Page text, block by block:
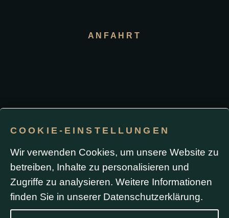
ANFAHRT
Impressum / Datenschutz
Durch die Nutzung dieser Website oder das Absenden
eines Formulars stimmen Sie der Verwendung von
Cookies sowie Analyse- und Werbe-Tracking
(einschließlich Google Ads) zu. Formulardaten werden
ausschließlich zur Bearbeitung Ihrer Anfrage
verwendet und nicht ohne Ihre Zustimmung
COOKIE-EINSTELLUNGEN
Wir verwenden Cookies, um unsere Website zu
betreiben, Inhalte zu personalisieren und
Zugriffe zu analysieren. Weitere Informationen
finden Sie in unserer Datenschutzerklärung.